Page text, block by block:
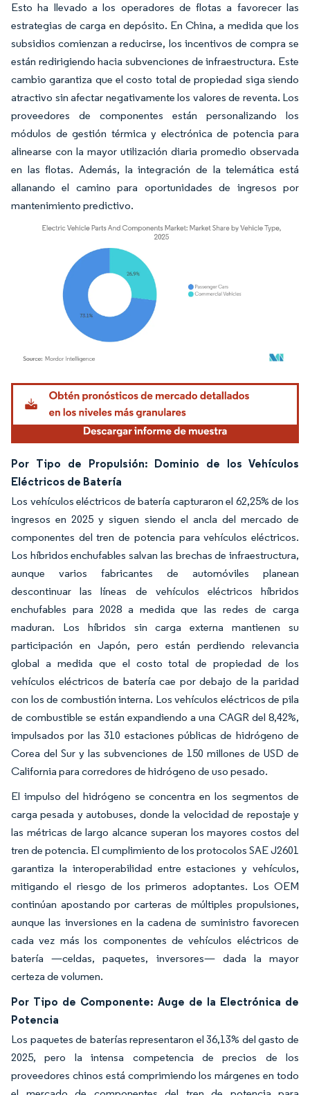
Esto ha llevado a los operadores de flotas a favorecer las
estrategias de carga en depósito. En China, a medida que los
subsidios comienzan a reducirse, los incentivos de compra se
están redirigiendo hacia subvenciones de infraestructura. Este
cambio garantiza que el costo total de propiedad siga siendo
atractivo sin afectar negativamente los valores de reventa. Los
proveedores de componentes están personalizando los
módulos de gestión térmica y electrónica de potencia para
alinearse con la mayor utilización diaria promedio observada
en las flotas. Además, la integración de la telemática está
allanando el camino para oportunidades de ingresos por
mantenimiento predictivo.
Imagen © Mordor Intelligence. El uso requiere atribución según CC BY 4.0.
Por Tipo de Propulsión: Dominio de los Vehículos
Eléctricos de Batería
Los vehículos eléctricos de batería capturaron el 62,25% de los
ingresos en 2025 y siguen siendo el ancla del mercado de
componentes del tren de potencia para vehículos eléctricos.
Los híbridos enchufables salvan las brechas de infraestructura,
aunque varios fabricantes de automóviles planean
descontinuar las líneas de vehículos eléctricos híbridos
enchufables para 2028 a medida que las redes de carga
maduran. Los híbridos sin carga externa mantienen su
participación en Japón, pero están perdiendo relevancia
global a medida que el costo total de propiedad de los
vehículos eléctricos de batería cae por debajo de la paridad
con los de combustión interna. Los vehículos eléctricos de pila
de combustible se están expandiendo a una CAGR del 8,42%,
impulsados por las 310 estaciones públicas de hidrógeno de
Corea del Sur y las subvenciones de 150 millones de USD de
California para corredores de hidrógeno de uso pesado.
El impulso del hidrógeno se concentra en los segmentos de
carga pesada y autobuses, donde la velocidad de repostaje y
las métricas de largo alcance superan los mayores costos del
tren de potencia. El cumplimiento de los protocolos SAE J2601
garantiza la interoperabilidad entre estaciones y vehículos,
mitigando el riesgo de los primeros adoptantes. Los OEM
continúan apostando por carteras de múltiples propulsiones,
aunque las inversiones en la cadena de suministro favorecen
cada vez más los componentes de vehículos eléctricos de
batería —celdas, paquetes, inversores— dada la mayor
certeza de volumen.
Por Tipo de Componente: Auge de la Electrónica de
Potencia
Los paquetes de baterías representaron el 36,13% del gasto de
2025, pero la intensa competencia de precios de los
proveedores chinos está comprimiendo los márgenes en todo